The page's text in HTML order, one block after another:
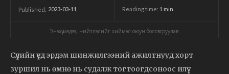
Published: 2023-03-11 Reading time: 1 min.
Энэхүү мэдээ, нийтлэлийг хиймэл оюун боловсруулав.
Сүүлийн үед эрдэм шинжилгээний ажилтнууд хорт
зуршил нь өмнө нь судалж тогтоогдсоноос илүү